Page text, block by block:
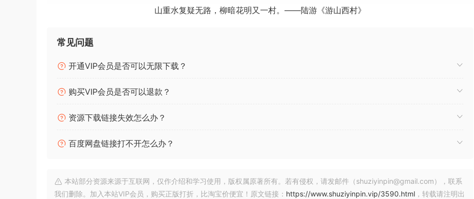
山重水复疑无路，柳暗花明又一村。——陆游《游山西村》
常见问题
开通VIP会员是否可以无限下载？
购买VIP会员是否可以退款？
资源下载链接失效怎么办？
百度网盘链接打不开怎么办？
本站部分资源来源于互联网，仅作介绍和学习使用，版权属原著所有。若有侵权，请发邮件（shuziyinpin@gmail.com），联系
我们删除。加入本站VIP会员，购买正版打折，比淘宝价便宜！原文链接： https://www.shuziyinpin.vip/3590.html ，转载请注明出